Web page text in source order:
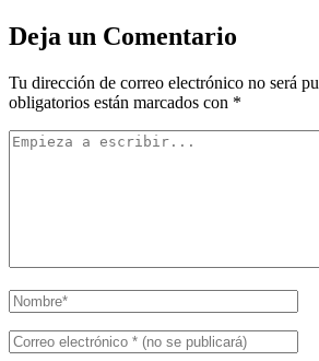
Deja un Comentario
Tu dirección de correo electrónico no será
obligatorios están marcados con *